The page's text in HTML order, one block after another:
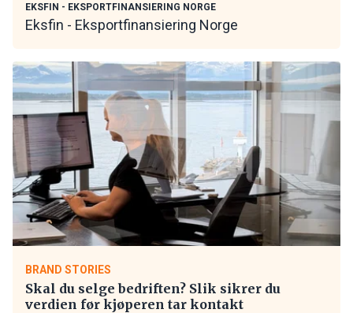
EKSFIN - EKSPORTFINANSIERING NORGE
Eksfin - Eksportfinansiering Norge
BRAND STORIES
Skal du selge bedriften? Slik sikrer du
verdien før kjøperen tar kontakt